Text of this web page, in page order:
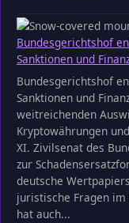
Bundesgerichtshof
Sanktionen und
Bundesgerichtshof
Sanktionen und
weitreichenden
Kryptowährungen
XI. Zivilsenat des
zur
deutsche
juristische Fragen
hat auch...